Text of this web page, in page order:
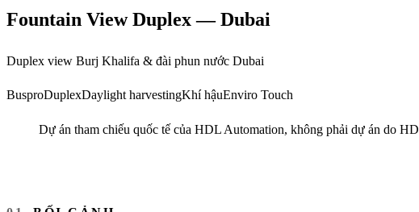
Fountain View Duplex — Dubai
Duplex view Burj Khalifa & đài phun nước Dubai
BusproDuplexDaylight harvestingKhí hậuEnviro Touch
Dự án tham chiếu quốc tế của HDL Automation, không phải dự án do